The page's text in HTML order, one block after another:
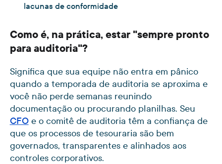
lacunas de conformidade
Como é, na prática, estar "sempre pronto
para auditoria"?
Significa que sua equipe não entra em pânico
quando a temporada de auditoria se aproxima e
você não perde semanas reunindo
documentação ou procurando planilhas. Seu
CFOe o comitê de auditoria têm a confiança de
que os processos de tesouraria são bem
governados, transparentes e alinhados aos
controles corporativos.